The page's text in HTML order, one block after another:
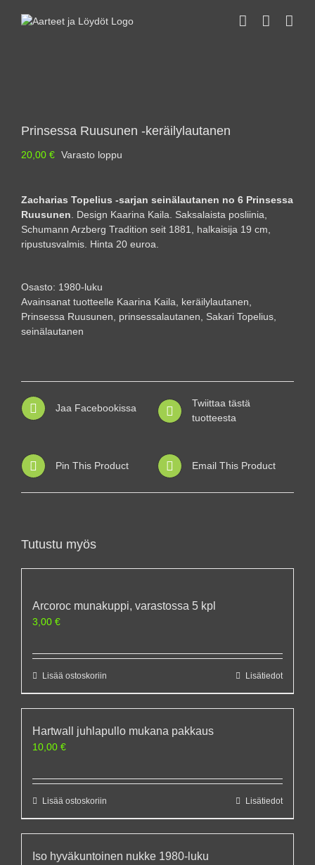
Prinsessa Ruusunen -keräilylautanen
20,00 € Varasto loppu
Zacharias Topelius -sarjan seinälautanen no 6 Prinsessa
Ruusunen . Design Kaarina Kaila. Saksalaista posliinia,
Schumann Arzberg Tradition seit 1881, halkaisija 19 cm,
ripustusvalmis. Hinta 20 euroa.
Osasto: 1980-luku
Avainsanat tuotteelle Kaarina Kaila keräilylautanen
Prinsessa Ruusunen
prinsessalautanen Sakari Topelius
seinälautanen
Jaa Facebookissa
Twiittaa tästä
tuotteesta
Pin This Product Email This Product
Tutustu myös
Arcoroc munakuppi, varastossa 5 kpl
3,00 €
Lisää ostoskoriin Lisätiedot
Hartwall juhlapullo mukana pakkaus
10,00 €
Lisää ostoskoriin Lisätiedot
Iso hyväkuntoinen nukke 1980-luku